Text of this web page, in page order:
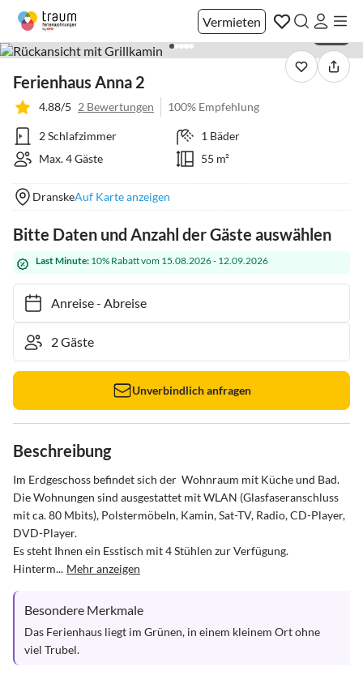
Vermieten
Ferienhaus Anna 2
4.88/5 2 Bewertungen 100% Empfehlung
2 Schlafzimmer
1 Bäder
Max. 4 Gäste
55 m²
DranskeAuf Karte anzeigen
Bitte Daten und Anzahl der Gäste auswählen
Last Minute: 10% Rabatt vom 15.08.2026 - 12.09.2026
Anreise- Abreise
Unverbindlich anfragen
Beschreibung
Im Erdgeschoss befindet sich der  Wohnraum mit Küche und Bad.
Die Wohnungen sind ausgestattet mit WLAN (Glasfaseranschluss
mit ca. 80 Mbits), Polstermöbeln, Kamin, Sat-TV, Radio, CD-Player,
DVD-Player.
Es steht Ihnen ein Esstisch mit 4 Stühlen zur Verfügung.
Hinterm... Mehr anzeigen
Besondere Merkmale
Das Ferienhaus liegt im Grünen, in einem kleinem Ort ohne
viel Trubel.